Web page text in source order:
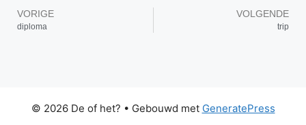
VORIGE
diploma
VOLGENDE
trip
© 2026 De of het? • Gebouwd met GeneratePress